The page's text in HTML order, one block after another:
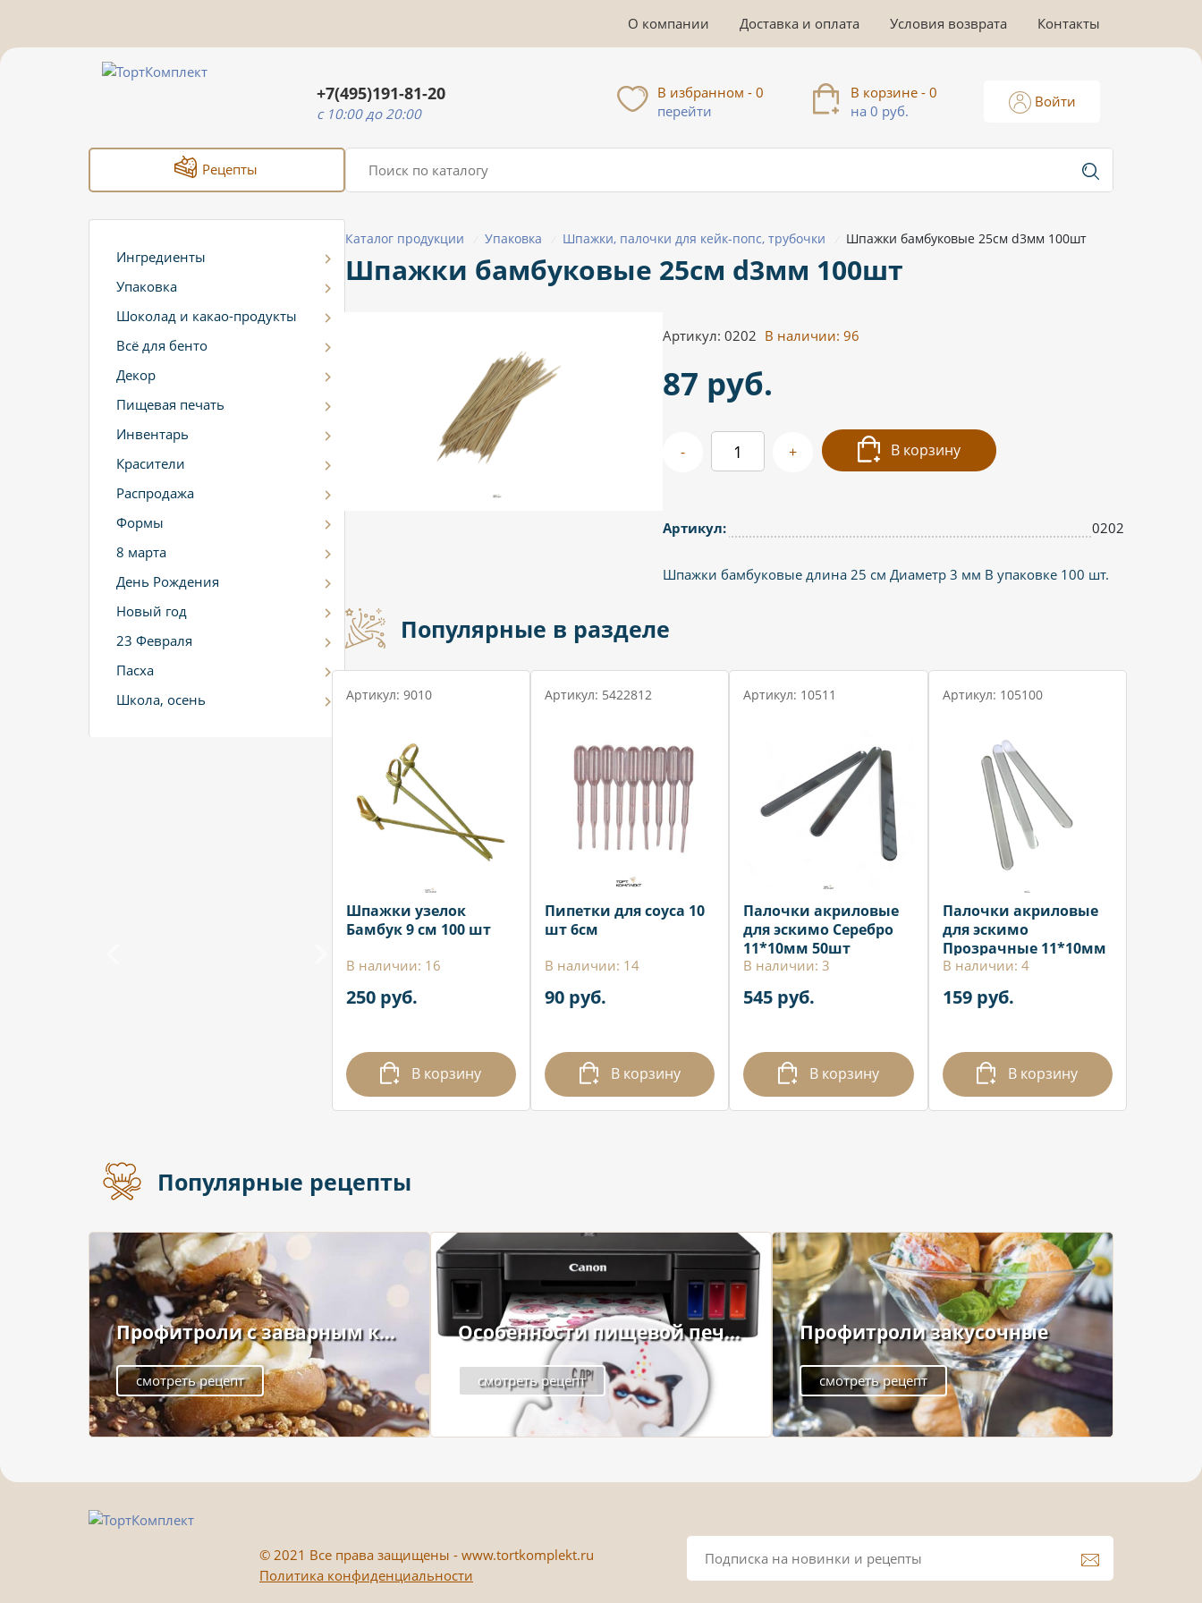
О компании Доставка и оплата Условия возврата Контакты
+7(495)191-81-20
c 10:00 до 20:00
В избранном - 0
перейти
В корзине - 0
на 0 руб.
Войти
Рецепты
Ингредиенты
Упаковка
Шоколад и какао-продукты
Всё для бенто
Декор
Пищевая печать
Инвентарь
Красители
Распродажа
Формы
8 марта
День Рождения
Новый год
23 Февраля
Пасха
Школа, осень
Каталог продукции Упаковка Шпажки, палочки для кейк-попс, трубочки Шпажки бамбуковые 25см d3мм 100шт
Шпажки бамбуковые 25см d3мм 100шт
Артикул: 0202 В наличии:96
87 руб.
- + В корзину
Артикул: 0202
Шпажки бамбуковые длина 25 см Диаметр 3 мм В упаковке 100 шт.
Популярные в разделе
Артикул: 9010
Шпажки узелок
Бамбук 9 см 100 шт
В наличии: 16
250 руб.
В корзину
Артикул: 5422812
Пипетки для соуса 10
шт 6см
В наличии: 14
90 руб.
В корзину
Артикул: 10511
Палочки акриловые
для эскимо Серебро
11*10мм 50шт
В наличии: 3
545 руб.
В корзину
Артикул: 105100
Палочки акриловые
для эскимо
Прозрачные 11*10мм
10шт
В наличии: 4
159 руб.
В корзину
Популярные рецепты
Профитроли с заварным к...
смотреть рецепт
Особенности пищевой печ...
смотреть рецепт
Профитроли закусочные
смотреть рецепт
© 2021 Все права защищены - www.tortkomplekt.ru
Политика конфиденциальности